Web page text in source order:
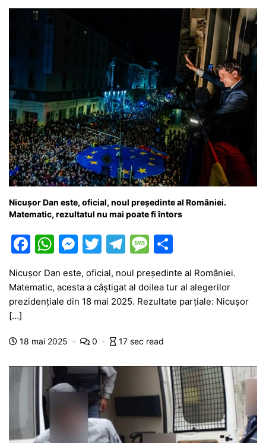
k
Nicușor Dan este, oficial, noul președinte al României.
Matematic, rezultatul nu mai poate fi întors
F
c
e
o
k
W
at
s
p
M
s
s
n
er
T
w
itt
er
T
e
gr
m
M
s
s
g
ta
je
Nicușor Dan este, oficial, noul președinte al României.
Matematic, acesta a câștigat al doilea tur al alegerilor
prezidențiale din 18 mai 2025. Rezultate parțiale: Nicușor
[…]
18 mai 2025 0 17 sec read